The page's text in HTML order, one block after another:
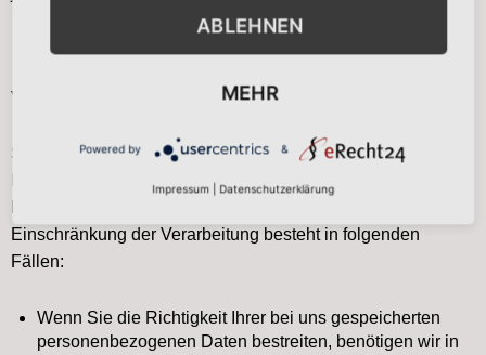
Recht auf Einschränkung der
Verarbeitung
Sie haben das Recht, die Einschränkung der Verarbeitung
Ihrer personenbezogenen Daten zu verlangen. Hierzu
Einschränkung der Verarbeitung besteht in folgenden
Fällen:
Wenn Sie die Richtigkeit Ihrer bei uns gespeicherten
personenbezogenen Daten bestreiten, benötigen wir in
ABLEHNEN
MEHR
Powered by &
Impressum Datenschutzerklärung